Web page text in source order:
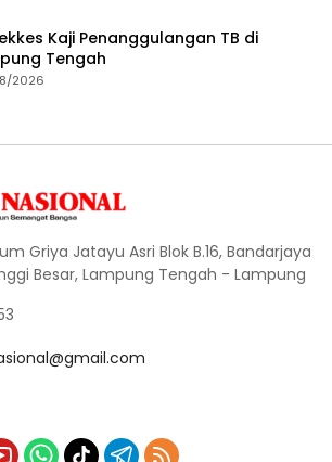
Kaji Penanggulangan TB di
Tengah
2026
Griya Jatayu Asri Blok B.16, Bandarjaya
Besar, Lampung Tengah - Lampung